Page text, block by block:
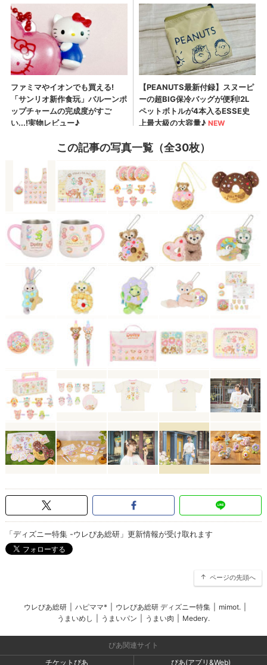
この記事の写真一覧（全30枚）
「ディズニー特集 -ウレぴあ総研」更新情報が受け取れます
ページの先頭へ
ウレぴあ総研 ハピママ* ウレぴあ総研 ディズニー特集 mimot.
うまいめし
うまいパン うまい肉 Medery.
ぴあ関連サイト
チケットぴあ
ぴあ(アプリ&Web)